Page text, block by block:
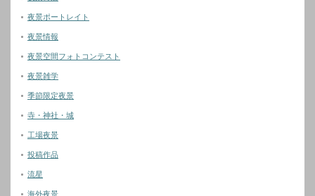
夜景ポートレイト
夜景情報
夜景空間フォトコンテスト
夜景雑学
季節限定夜景
寺・神社・城
工場夜景
投稿作品
流星
海外夜景